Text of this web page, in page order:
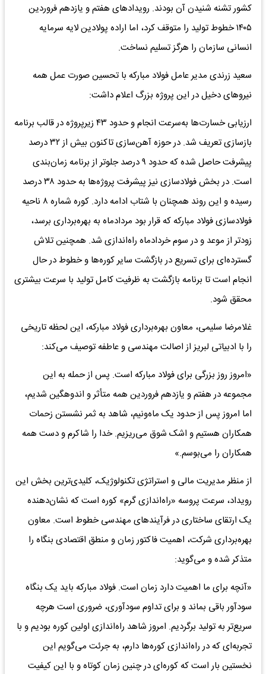
کشور تشنه شنیدن آن بودند. رویدادهای هفتم و یازدهم فروردین
۱۴۰۵ خطوط تولید را متوقف کرد، اما اراده پولادین لایه سرمایه
انسانی سازمان را هرگز تسلیم نساخت.
سعید زرندی مدیر عامل فولاد مبارکه با تحسین صورت عمل همه
نیروهای دخیل در این پروژه بزرگ اعلام داشت:
ارزیابی خسارت‌ها به‌سرعت انجام و حدود ۴۳ زیرپروژه در قالب برنامه
بازسازی تعریف شد. در حوزه آهن‌سازی تاکنون بیش از ۳۲ درصد
پیشرفت حاصل شده که حدود ۹ درصد جلوتر از برنامه زمان‌بندی
است. در بخش فولادسازی نیز پیشرفت پروژه‌ها به حدود ۳۸ درصد
رسیده و این روند همچنان با شتاب ادامه دارد. کوره شماره ۸ ناحیه
فولادسازی فولاد مبارکه که قرار بود مردادماه به بهره‌برداری برسد،
زودتر از موعد و در سوم خردادماه راه‌اندازی شد. همچنین تلاش
گسترده‌ای برای تسریع در بازگشت سایر کوره‌ها و خطوط در حال
انجام است تا برنامه بازگشت به ظرفیت کامل تولید با سرعت بیشتری
محقق شود.
غلامرضا سلیمی، معاون بهره‌برداری فولاد مبارکه، این لحظه تاریخی
را با ادبیاتی لبریز از اصالت مهندسی و عاطفه توصیف می‌کند:
«امروز روز بزرگی برای فولاد مبارکه است. پس از حمله به این
مجموعه در هفتم و یازدهم فروردین همه متأثر و اندوهگین شدیم،
اما امروز پس از حدود یک ماه‌ونیم، شاهد به ثمر نشستن زحمات
همکاران هستیم و اشک شوق می‌ریزیم. خدا را شاکرم و دست همه
همکاران را می‌بوسم.»
از منظر مدیریت مالی و استراتژی تکنولوژیک، کلیدی‌ترین بخش این
رویداد، سرعت پروسه «راه‌اندازی گرم» کوره است که نشان‌دهنده
یک ارتقای ساختاری در فرآیندهای مهندسی خطوط است. معاون
بهره‌برداری شرکت، اهمیت فاکتور زمان و منطق اقتصادی بنگاه را
متذکر شده و می‌گوید:
«آنچه برای ما اهمیت دارد زمان است. فولاد مبارکه باید یک بنگاه
سودآور باقی بماند و برای تداوم سودآوری، ضروری است هرچه
سریع‌تر به تولید برگردیم. امروز شاهد راه‌اندازی اولین کوره بودیم و با
تجربه‌ای که در راه‌اندازی کوره‌ها دارم، به جرئت می‌گویم این
نخستین بار است که کوره‌ای در چنین زمان کوتاه و با این کیفیت